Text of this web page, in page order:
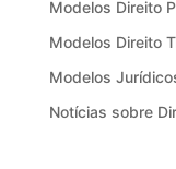
Modelos Direito
Modelos Direito
Modelos
Notícias sobre